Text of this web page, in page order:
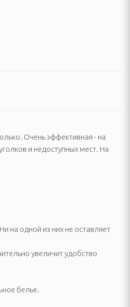
Очень эффективная - на
и недоступных мест. На
на одной из них не оставляет
увеличит удобство
белье.